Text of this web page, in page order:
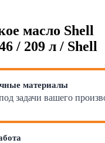
масло Shell
/ 209 л / Shell
материалы
задачи вашего